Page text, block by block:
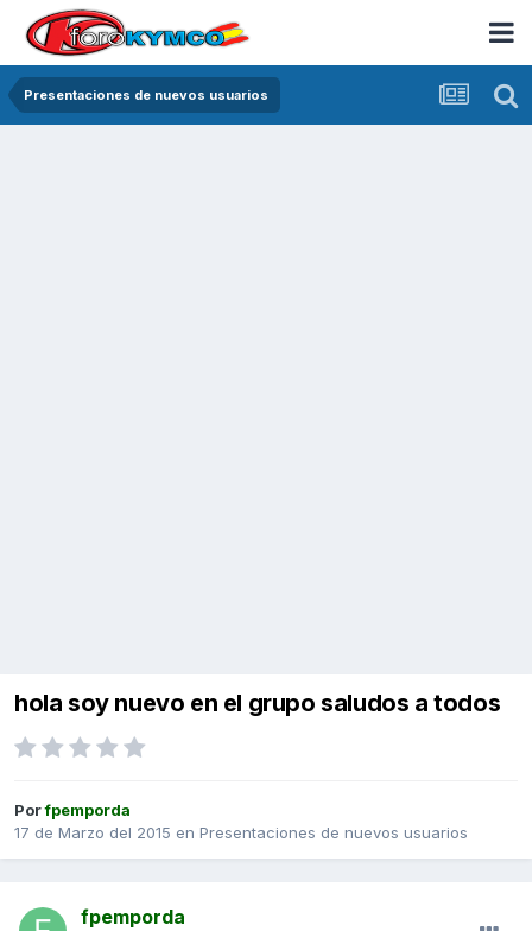
Presentaciones de nuevos usuarios
hola soy nuevo en el grupo saludos a todos
Porfpemporda
17 de Marzo del 2015 en Presentaciones de nuevos usuarios
fpemporda